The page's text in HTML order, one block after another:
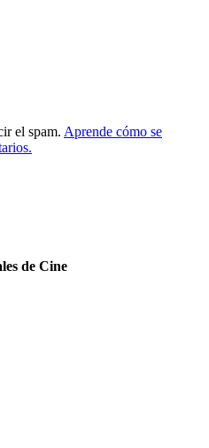
el spam. Aprende cómo se
de Cine